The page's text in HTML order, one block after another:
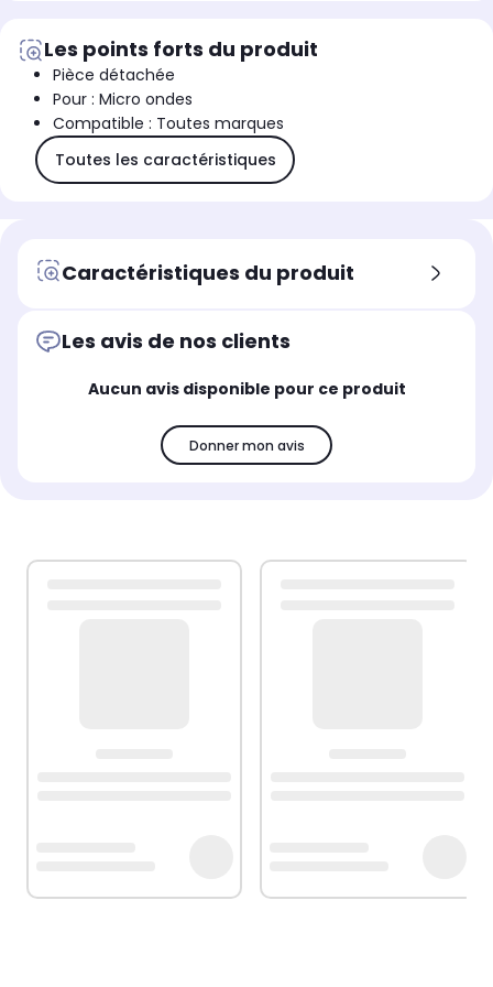
Les points forts du produit
Pièce détachée
Pour : Micro ondes
Compatible : Toutes marques
Toutes les caractéristiques
Caractéristiques du produit
Les avis de nos clients
Aucun avis disponible pour ce produit
Donner mon avis